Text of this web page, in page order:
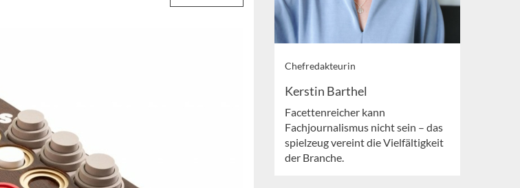
Chefredakteurin
Kerstin Barthel
Facettenreicher kann
Fachjournalismus nicht sein – das
spielzeug vereint die Vielfältigkeit
der Branche.